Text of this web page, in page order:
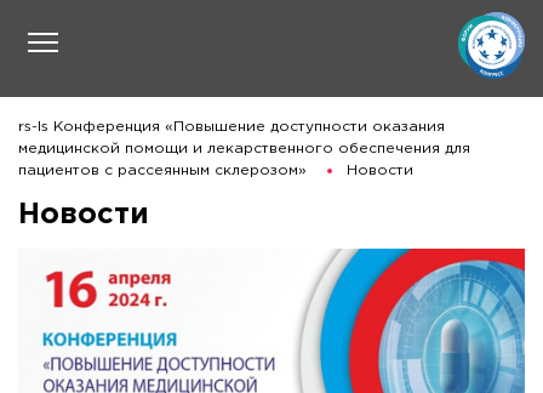
rs-ls Конференция «Повышение доступности оказания
медицинской помощи и лекарственного обеспечения для
пациентов с рассеянным склерозом»
Новости
Новости